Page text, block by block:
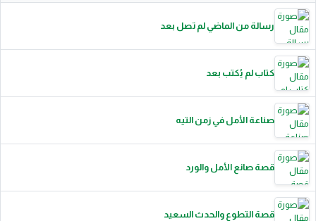
رسالة من الماضي لم تصل بعد
كتاب لم يُكتب بعد
صناعة الأمل في زمن التيه
قصة صانع الأمل والورد
قصة التطوع والحدث السعيد